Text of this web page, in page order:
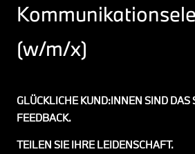
(w/m/x)
GLÜCKLICHE KUND:INNEN SIND DAS
FEEDBACK.
TEILEN SIE IHRE LEIDENSCHAFT.